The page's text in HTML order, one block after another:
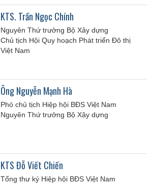
KTS. Trần Ngọc Chính
Nguyên Thứ trưởng Bộ Xây dựng
Chủ tịch Hội Quy hoạch Phát triển Đô thị
Việt Nam
Ông Nguyễn Mạnh Hà
Phó chủ tịch Hiệp hội BĐS Việt Nam
Nguyên Thứ trưởng Bộ Xây dựng
KTS Đỗ Viết Chiến
Tổng thư ký Hiệp hội BĐS Việt Nam